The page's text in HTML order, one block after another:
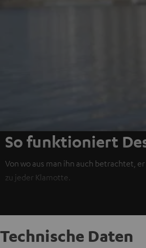
So funktioniert
Von wo aus man ihn auch betrachtet,
zu jeder Klamotte.
Technische Daten